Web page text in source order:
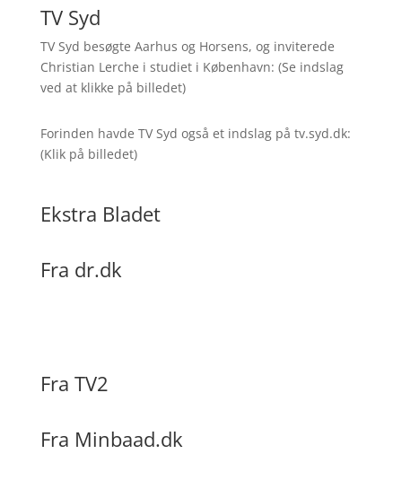
TV Syd
TV Syd besøgte Aarhus og Horsens, og inviterede
Christian Lerche i studiet i København: (Se indslag
ved at klikke på billedet)
Forinden havde TV Syd også et indslag på tv.syd.dk:
(Klik på billedet)
Ekstra Bladet
Fra dr.dk
Fra TV2
Fra Minbaad.dk